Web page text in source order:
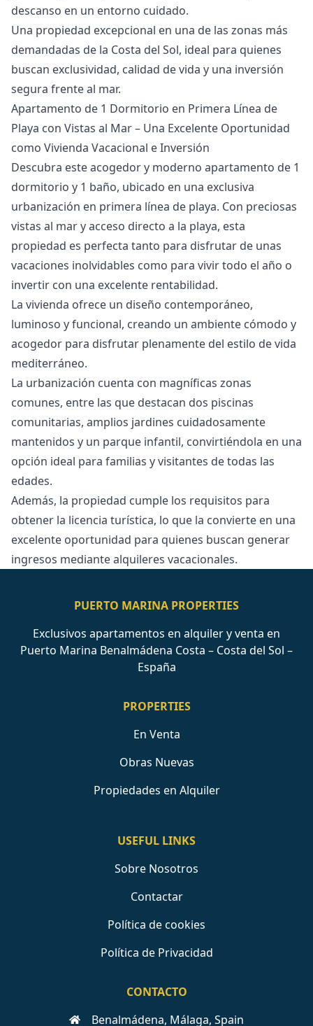
descanso en un entorno cuidado.
Una ‌propiedad ‌excepcional ‌en ‌una ‌de las zonas más
demandadas ‌de ‌la ‌Costa del Sol, ‌ideal ‌para ‌quienes
‌buscan exclusividad, ‌calidad de vida ‌y ‌una ‌inversión
‌segura ‌frente ‌al ‌mar.
Apartamento de 1 Dormitorio en Primera Línea de
Playa con Vistas al Mar – Una Excelente Oportunidad
como Vivienda Vacacional e Inversión
Descubra este acogedor y moderno apartamento de 1
dormitorio y 1 baño, ubicado en una exclusiva
urbanización en primera línea de playa. Con preciosas
vistas al mar y acceso directo a la playa, esta
propiedad es perfecta tanto para disfrutar de unas
vacaciones inolvidables como para vivir todo el año o
invertir con una excelente rentabilidad.
La vivienda ofrece un diseño contemporáneo,
luminoso y funcional, creando un ambiente cómodo y
acogedor para disfrutar plenamente del estilo de vida
mediterráneo.
La urbanización cuenta con magníficas zonas
comunes, entre las que destacan dos piscinas
comunitarias, amplios jardines cuidadosamente
mantenidos y un parque infantil, convirtiéndola en una
opción ideal para familias y visitantes de ‌todas ‌las
‌edades.
Además, ‌la ‌propiedad cumple los requisitos para
‌obtener ‌la ‌licencia turística, lo ‌que ‌la ‌convierte ‌en una
‌excelente oportunidad para ‌quienes ‌buscan ‌generar
‌ingresos ‌mediante ‌alquileres ‌vacacionales.
PUERTO MARINA PROPERTIES
Exclusivos apartamentos en alquiler y venta en
Puerto Marina Benalmádena Costa – Costa del Sol –
España
PROPERTIES
En Venta
Obras Nuevas
Propiedades en Alquiler
USEFUL LINKS
Sobre Nosotros
Contactar
Política de cookies
Política de Privacidad
CONTACTO
Benalmádena, Málaga, Spain